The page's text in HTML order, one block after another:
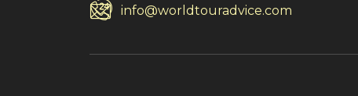
info@worldtouradvice.com